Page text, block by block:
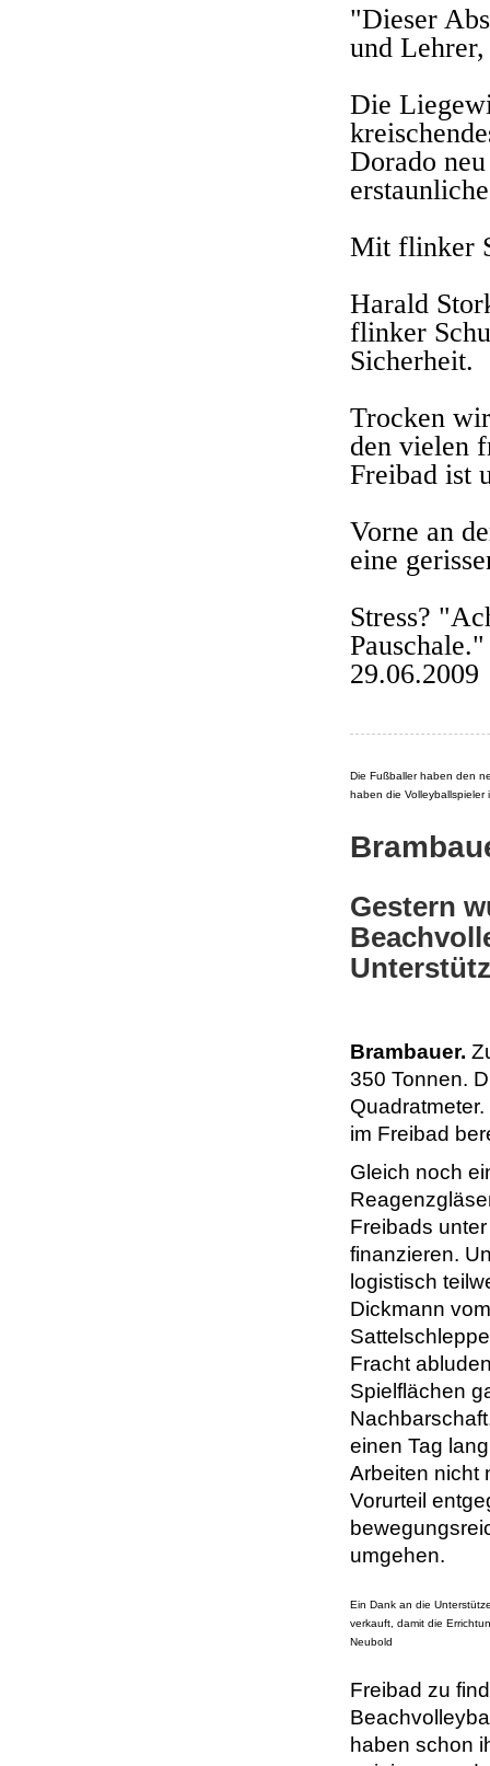
"Dieser
und
Die
Dorado
Mit flinker
Harald
flinker
Sicherheit.
Trocken
den vielen
Freibad ist
Vorne an
eine
Stress?
Pauschale."
29.06.2009
Die Fußballer haben den
haben die
Gestern
Brambauer.
350 Tonnen.
im Freibad
Gleich noch
Freibads
finanzieren.
logistisch
Dickmann
Fracht
Spielflächen
einen Tag
Arbeiten nicht
Vorurteil
umgehen.
Ein Dank an die
verkauft, damit die
Neubold
Freibad zu
haben schon